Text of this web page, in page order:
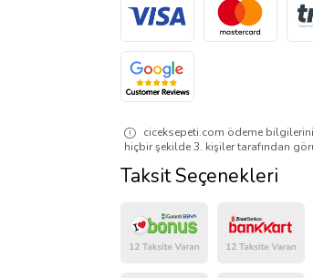
ciceksepeti.com ödeme
hiçbir şekilde 3. kişiler tarafından
Taksit Seçenekleri